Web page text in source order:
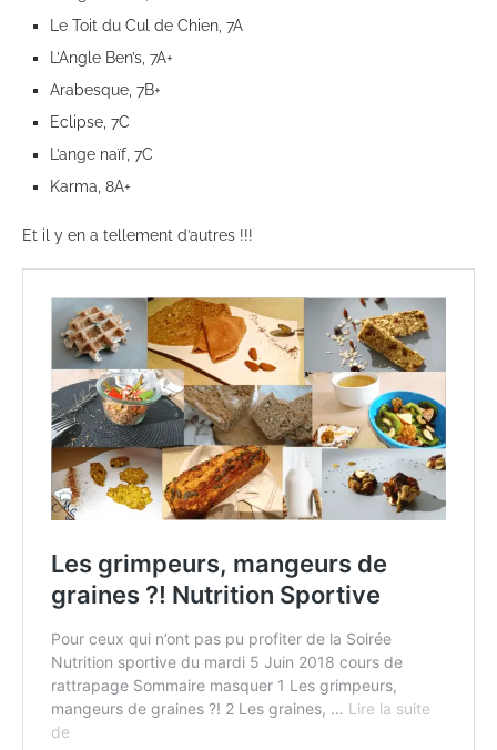
Le Toit du Cul de Chien, 7A
L’Angle Ben’s, 7A+
Arabesque, 7B+
Eclipse, 7C
L’ange naïf, 7C
Karma, 8A+
Et il y en a tellement d’autres !!!